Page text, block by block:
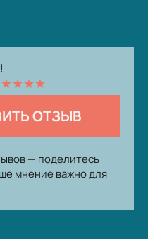
★★★★
ОТЗЫВ
— поделитесь
мнение важно для